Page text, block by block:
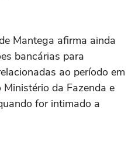
Mantega afirma ainda
bancárias para
ao período em
da Fazenda e
for intimado a